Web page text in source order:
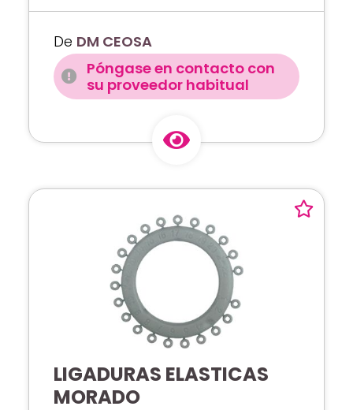
De DM CEOSA
Póngase en contacto con
su proveedor habitual
LIGADURAS ELASTICAS
MORADO